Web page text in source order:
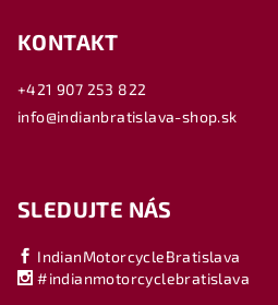
KONTAKT
+421 907 253 822
info@indianbratislava-shop.sk
SLEDUJTE NÁS
IndianMotorcycleBratislava
#indianmotorcyclebratislava